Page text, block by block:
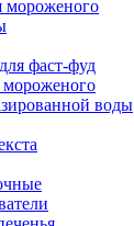
мороженого
фаст-фуд
мороженого
воды